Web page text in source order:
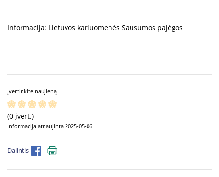
Informacija: Lietuvos kariuomenės Sausumos pajėgos
Įvertinkite naujieną
(0 įvert.)
Informacija atnaujinta 2025-05-06
Dalintis